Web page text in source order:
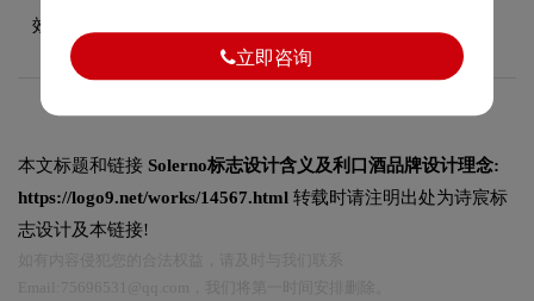
效吸引目标受众，使标志具有较强的视觉辨识度。
本文标题和链接 Solerno标志设计含义及利口酒品牌设计理念:
https://logo9.net/works/14567.html 转载时请注明出处为诗宸标
志设计及本链接!
立即咨询